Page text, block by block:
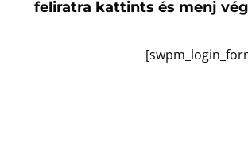
feliratra kattints és menj